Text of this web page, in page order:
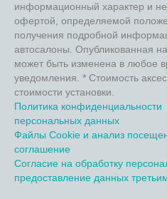
информационный характер и
офертой, определяемой
получения подробной
автосалоны. Опубликованная
может быть изменена в любое
уведомления. * Стоимость
стоимости установки.
Политика конфиденциальности
персональных данных
Файлы Cookie и анализ
соглашение
Согласие на обработку
предоставление данных